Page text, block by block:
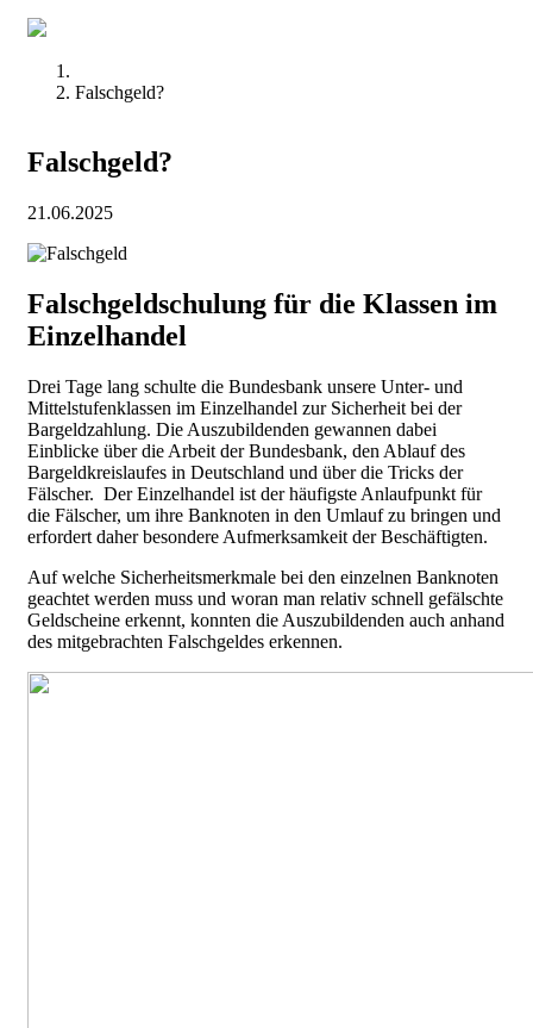
Falschgeld?
Falschgeld?
21.06.2025
Falschgeldschulung für die Klassen im
Einzelhandel
Drei Tage lang schulte die Bundesbank unsere Unter- und
Mittelstufenklassen im Einzelhandel zur Sicherheit bei der
Bargeldzahlung. Die Auszubildenden gewannen dabei
Einblicke über die Arbeit der Bundesbank, den Ablauf des
Bargeldkreislaufes in Deutschland und über die Tricks der
Fälscher. Der Einzelhandel ist der häufigste Anlaufpunkt für
die Fälscher, um ihre Banknoten in den Umlauf zu bringen und
erfordert daher besondere Aufmerksamkeit der Beschäftigten.
Auf welche Sicherheitsmerkmale bei den einzelnen Banknoten
geachtet werden muss und woran man relativ schnell gefälschte
Geldscheine erkennt, konnten die Auszubildenden auch anhand
des mitgebrachten Falschgeldes erkennen.